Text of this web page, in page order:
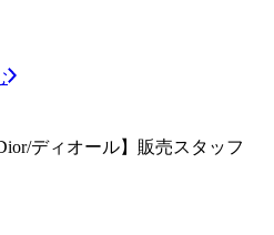
ディオール】販売スタッフ